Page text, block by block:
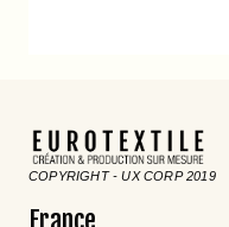
COPYRIGHT - UX CORP 2019
France